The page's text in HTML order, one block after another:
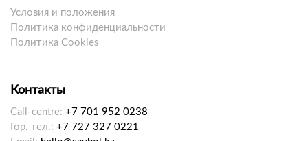
Условия и положения
Политика конфиденциальности
Политика Cookies
Контакты
Call-centre: +7 701 952 0238
Гор. тел.: +7 727 327 0221